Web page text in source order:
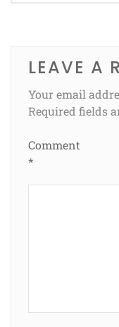
LEAVE A
Your email
Required fields
Comment
*